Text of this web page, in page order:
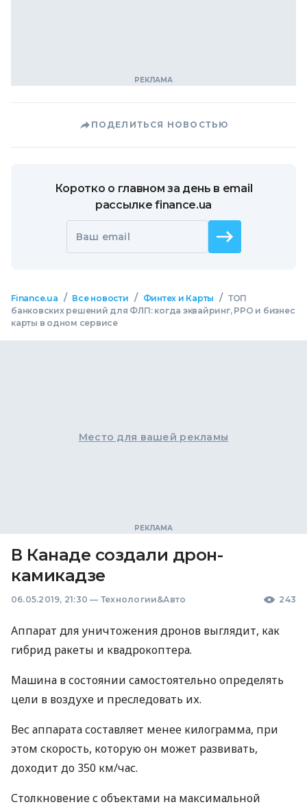
ПОДЕЛИТЬСЯ НОВОСТЬЮ
Коротко о главном за день в email
рассылке finance.ua
Ваш email
Finance.ua / Все новости / Финтех и Карты / ТОП
банковских решений для ФЛП: когда эквайринг, РРО и бизнес
карты в одном сервисе
Место для вашей рекламы
В Канаде создали дрон-
камикадзе
06.05.2019, 21:30 — Технологии&Авто 243
Аппарат для уничтожения дронов выглядит, как
гибрид ракеты и квадрокоптера.
Машина в состоянии самостоятельно определять
цели в воздухе и преследовать их.
Вес аппарата составляет менее килограмма, при
этом скорость, которую он может развивать,
доходит до 350 км/час.
Столкновение с объектами на максимальной